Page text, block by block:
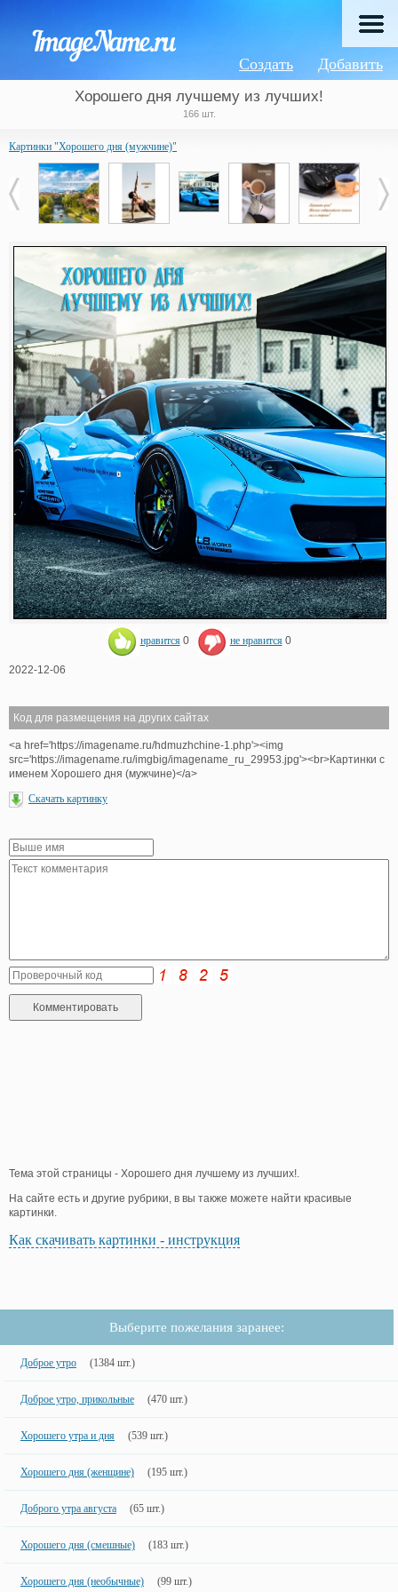
Добавить
Создать
Хорошего дня лучшему из лучших!
166 шт.
Картинки "Хорошего дня (мужчине)"
нравится 0 не нравится 0
2022-12-06
Код для размещения на других сайтах
<a href='https://imagename.ru/hdmuzhchine-1.php'><img
src='https://imagename.ru/imgbig/imagename_ru_29953.jpg'><br>Картинки с
именем Хорошего дня (мужчине)</a>
Скачать картинку
Тема этой страницы - Хорошего дня лучшему из лучших!.
На сайте есть и другие рубрики, в вы также можете найти красивые
картинки.
Как скачивать картинки - инструкция
Выберите пожелания заранее:
Доброе утро (1384 шт.)
Доброе утро, прикольные (470 шт.)
Хорошего утра и дня (539 шт.)
Хорошего дня (женщине) (195 шт.)
Доброго утра августа (65 шт.)
Хорошего дня (смешные) (183 шт.)
Хорошего дня (необычные) (99 шт.)